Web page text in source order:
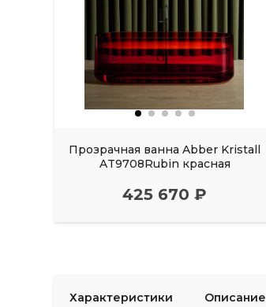
Прозрачная ванна Abber Kristall
AT9708Rubin красная
425 670 ₽
Характеристики Описание